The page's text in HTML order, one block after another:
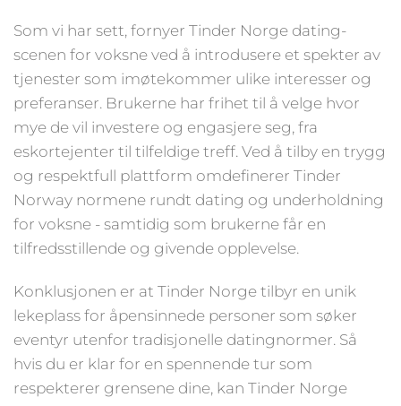
Som vi har sett, fornyer Tinder Norge dating-
scenen for voksne ved å introdusere et spekter av
tjenester som imøtekommer ulike interesser og
preferanser. Brukerne har frihet til å velge hvor
mye de vil investere og engasjere seg, fra
eskortejenter til tilfeldige treff. Ved å tilby en trygg
og respektfull plattform omdefinerer Tinder
Norway normene rundt dating og underholdning
for voksne - samtidig som brukerne får en
tilfredsstillende og givende opplevelse.
Konklusjonen er at Tinder Norge tilbyr en unik
lekeplass for åpensinnede personer som søker
eventyr utenfor tradisjonelle datingnormer. Så
hvis du er klar for en spennende tur som
respekterer grensene dine, kan Tinder Norge